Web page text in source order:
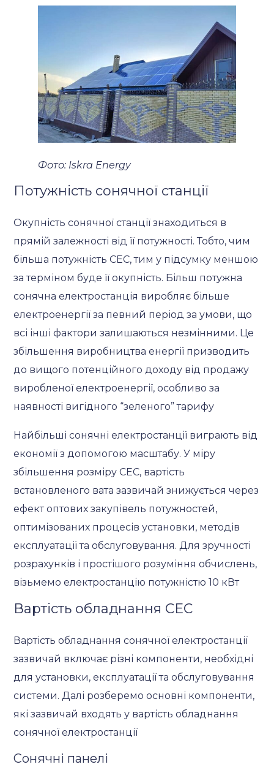
Фото: Iskra Energy
Потужність сонячної станції
Окупність сонячної станції знаходиться в
прямій залежності від її потужності. Тобто, чим
більша потужність СЕС, тим у підсумку меншою
за терміном буде її окупність. Більш потужна
сонячна електростанція виробляє більше
електроенергії за певний період за умови, що
всі інші фактори залишаються незмінними. Це
збільшення виробництва енергії призводить
до вищого потенційного доходу від продажу
виробленої електроенергії, особливо за
наявності вигідного “зеленого” тарифу
Найбільші сонячні електростанції виграють від
економії з допомогою масштабу. У міру
збільшення розміру СЕС, вартість
встановленого вата зазвичай знижується через
ефект оптових закупівель потужностей,
оптимізованих процесів установки, методів
експлуатації та обслуговування. Для зручності
розрахунків і простішого розуміння обчислень,
візьмемо електростанцію потужністю 10 кВт
Вартість обладнання СЕС
Вартість обладнання сонячної електростанції
зазвичай включає різні компоненти, необхідні
для установки, експлуатації та обслуговування
системи. Далі розберемо основні компоненти,
які зазвичай входять у вартість обладнання
сонячної електростанції
Сонячні панелі